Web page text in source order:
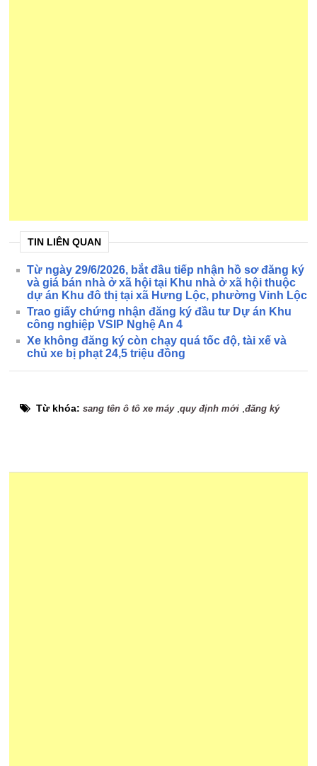
TIN LIÊN QUAN
Từ ngày 29/6/2026, bắt đầu tiếp nhận hồ sơ đăng ký
và giá bán nhà ở xã hội tại Khu nhà ở xã hội thuộc
dự án Khu đô thị tại xã Hưng Lộc, phường Vinh Lộc
Trao giấy chứng nhận đăng ký đầu tư Dự án Khu
công nghiệp VSIP Nghệ An 4
Xe không đăng ký còn chạy quá tốc độ, tài xế và
chủ xe bị phạt 24,5 triệu đồng
Từ khóa:sang tên ô tô xe máy,quy định mới ,đăng ký